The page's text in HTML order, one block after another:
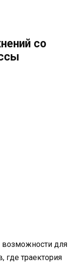
со
возможности для
где траектория